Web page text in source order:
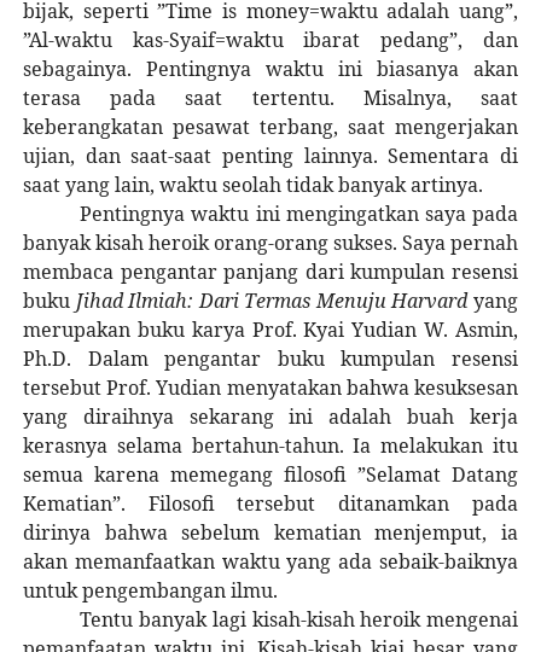
bijak, seperti ”Time is money=waktu adalah uang”,
”Al-waktu kas-Syaif=waktu ibarat pedang”, dan
sebagainya. Pentingnya waktu ini biasanya akan
terasa pada saat tertentu. Misalnya, saat
keberangkatan pesawat terbang, saat mengerjakan
ujian, dan saat-saat penting lainnya. Sementara di
saat yang lain, waktu seolah tidak banyak artinya.
Pentingnya waktu ini mengingatkan saya pada
banyak kisah heroik orang-orang sukses. Saya pernah
membaca pengantar panjang dari kumpulan resensi
buku Jihad Ilmiah: Dari Termas Menuju Harvardyang
merupakan buku karya Prof. Kyai Yudian W. Asmin,
Ph.D. Dalam pengantar buku kumpulan resensi
tersebut Prof. Yudian menyatakan bahwa kesuksesan
yang diraihnya sekarang ini adalah buah kerja
kerasnya selama bertahun-tahun. Ia melakukan itu
semua karena memegang filosofi ”Selamat Datang
Kematian”. Filosofi tersebut ditanamkan pada
dirinya bahwa sebelum kematian menjemput, ia
akan memanfaatkan waktu yang ada sebaik-baiknya
untuk pengembangan ilmu.
Tentu banyak lagi kisah-kisah heroik mengenai